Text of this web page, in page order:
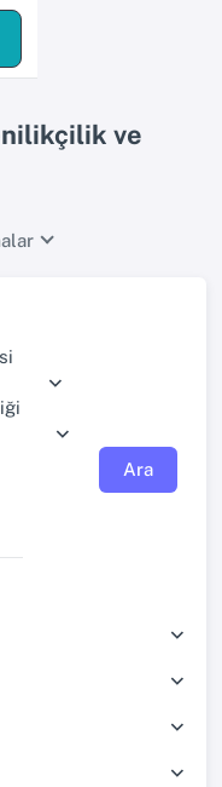
ve
Ara